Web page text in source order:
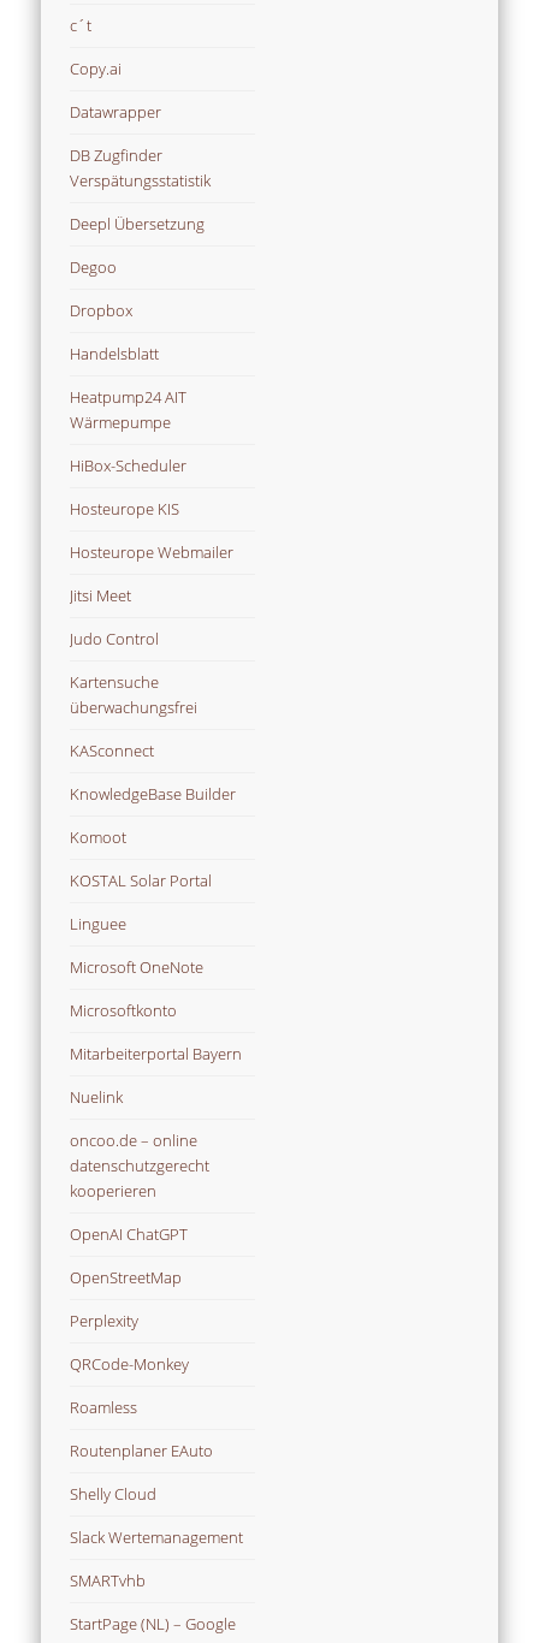
c´t
Copy.ai
Datawrapper
DB Zugfinder
Verspätungsstatistik
Deepl Übersetzung
Degoo
Dropbox
Handelsblatt
Heatpump24 AIT
Wärmepumpe
HiBox-Scheduler
Hosteurope KIS
Hosteurope Webmailer
Jitsi Meet
Judo Control
Kartensuche
überwachungsfrei
KASconnect
KnowledgeBase Builder
Komoot
KOSTAL Solar Portal
Linguee
Microsoft OneNote
Microsoftkonto
Mitarbeiterportal Bayern
Nuelink
oncoo.de – online
datenschutzgerecht
kooperieren
OpenAI ChatGPT
OpenStreetMap
Perplexity
QRCode-Monkey
Roamless
Routenplaner EAuto
Shelly Cloud
Slack Wertemanagement
SMARTvhb
StartPage (NL) – Google